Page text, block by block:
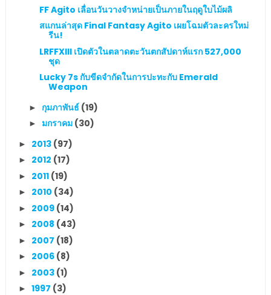
FF Agito เลื่อนวันวางจำหน่ายเป็นภายในฤดูใบไม้ผลิ
สแกนล่าสุด Final Fantasy Agito เผยโฉมตัวละครใหม่
รีน!
LRFFXIII เปิดตัวในตลาดตะวันตกสัปดาห์แรก 527,000
ชุด
Lucky 7s กับขีดจำกัดในการปะทะกับ Emerald
Weapon
► กุมภาพันธ์ (19)
► มกราคม (30)
► 2013 (97)
► 2012 (17)
► 2011 (19)
► 2010 (34)
► 2009 (14)
► 2008 (43)
► 2007 (18)
► 2006 (8)
► 2003 (1)
► 1997 (3)